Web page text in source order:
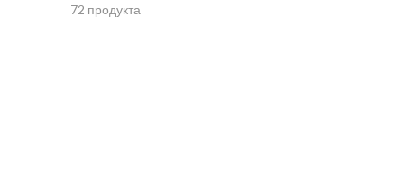
72 продукта